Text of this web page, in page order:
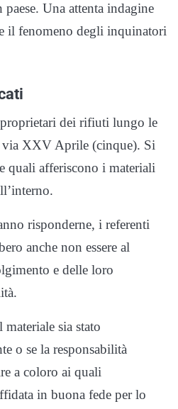
Una attenta indagine
il fenomeno degli inquinatori
dei rifiuti lungo le
via XXV Aprile (cinque). Si
quali afferiscono i materiali
risponderne, i referenti
anche non essere al
e delle loro
sia stato
o se la responsabilità
a coloro ai quali
in buona fede per lo